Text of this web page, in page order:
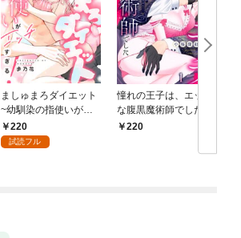
ましゅまろダイエット
~幼馴染の指使いがエ
ッチすぎる！~(1)
220
試読フル
憧れの王子は、エッチ
な腹黒魔術師でした～
閨指導係なのに、彼の
220